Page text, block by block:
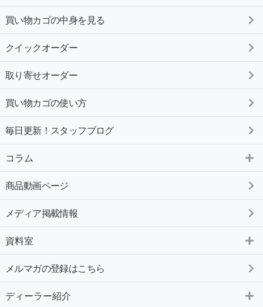
買い物カゴの中身を見る
クイックオーダー
取り寄せオーダー
買い物カゴの使い方
毎日更新！スタッフブログ
コラム
商品動画ページ
メディア掲載情報
資料室
メルマガの登録はこちら
ディーラー紹介